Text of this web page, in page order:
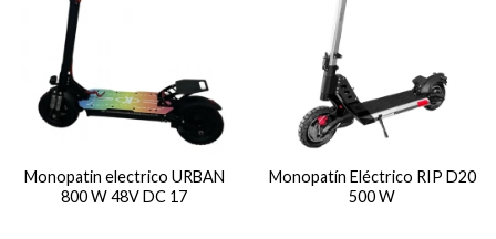
Monopatin electrico URBAN
800 W 48V DC 17
Monopatín Eléctrico RIP D20
500 W